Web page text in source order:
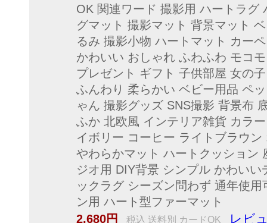
OK 関連ワード 撮影用 ハートラグ
グマット 撮影マット 背景マット
るみ 撮影小物 ハートマット カー
かわいい おしゃれ ふわふわ モコ
プレゼント ギフト 子供部屋 女の
ふんわり 柔らかい ベビー用品 ペ
ゃん 撮影グッズ SNS撮影 背景布
ふか 北欧風 インテリア雑貨 カラ
イボリー コーヒー ライトブラウ
やわらかマット ハートクッション
ジオ用 DIY背景 シンプル かわい
ックラグ シーズン問わず 通年使
ン用 ハート型ファーマット
2,680円
税込 送料別 カードOK レビ